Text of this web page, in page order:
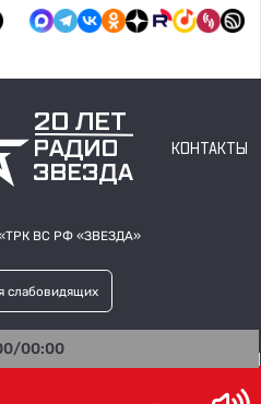
КОНТАКТЫ
ВС РФ «ЗВЕЗДА»
слабовидящих
00:00